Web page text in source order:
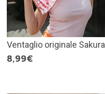
Ventaglio originale Sakura
8,99€